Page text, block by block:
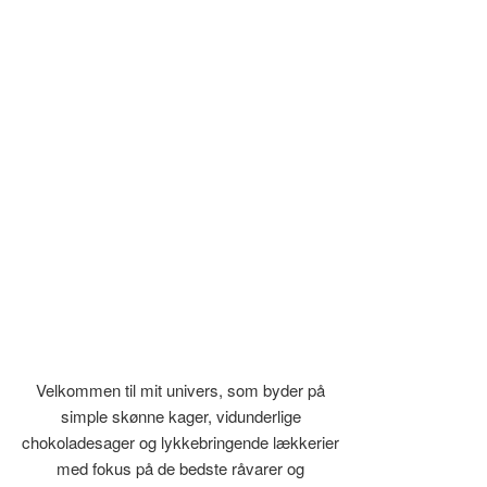
Velkommen til mit univers, som byder på
simple skønne kager, vidunderlige
chokoladesager og lykkebringende lækkerier
med fokus på de bedste råvarer og